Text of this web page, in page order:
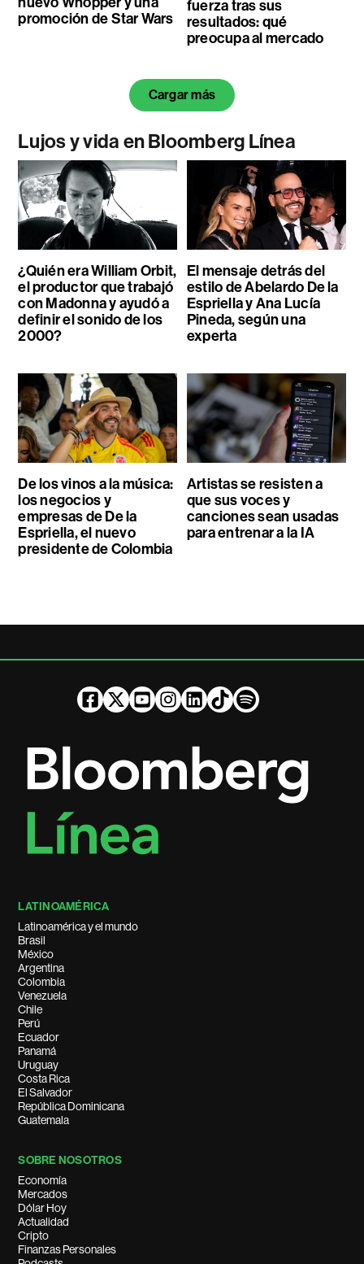
promoción de Star Wars
fuerza tras sus
resultados: qué
preocupa al mercado
Cargar más
Lujos y vida en Bloomberg Línea
¿Quién era William Orbit,
el productor que trabajó
con Madonna y ayudó a
definir el sonido de los
2000?
El mensaje detrás del
estilo de Abelardo De la
Espriella y Ana Lucía
Pineda, según una
experta
De los vinos a la música:
los negocios y
empresas de De la
Espriella, el nuevo
presidente de Colombia
Artistas se resisten a
que sus voces y
canciones sean usadas
para entrenar a la IA
LATINOAMÉRICA
Latinoamérica y el mundo
Brasil
México
Argentina
Colombia
Venezuela
Chile
Perú
Ecuador
Panamá
Uruguay
Costa Rica
El Salvador
República Dominicana
Guatemala
SOBRE NOSOTROS
Economía
Mercados
Dólar Hoy
Actualidad
Cripto
Finanzas Personales